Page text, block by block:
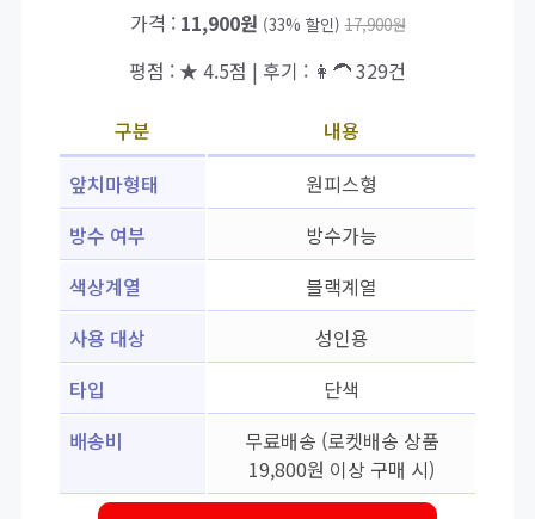
가격 : 11,900원 (33% 할인) 17,900원
평점 : ★ 4.5점 | 후기 : 👩‍🦱 329건
구분
내용
앞치마형태
원피스형
방수 여부
방수가능
색상계열
블랙계열
사용 대상
성인용
타입
단색
배송비
무료배송 (로켓배송 상품
19,800원 이상 구매 시)